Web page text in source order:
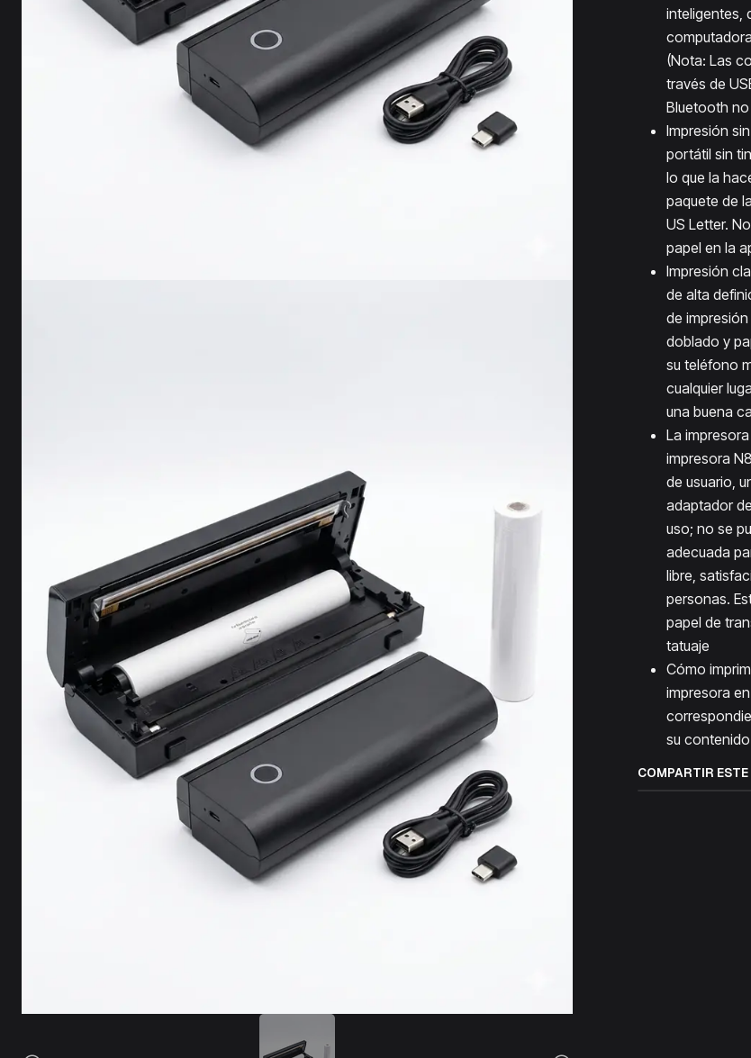
inteligentes,
(Nota: Las
través de
Bluetooth
Impresión
portátil sin
lo que la
paquete de
US Letter.
papel en la
Impresión
de alta
de
doblado y
su teléfono
cualquier
una buena
La
impresora
de usuario,
adaptador
uso; no se
adecuada
libre,
personas.
papel de
tatuaje
Cómo
impresora
su
COMPARTIR